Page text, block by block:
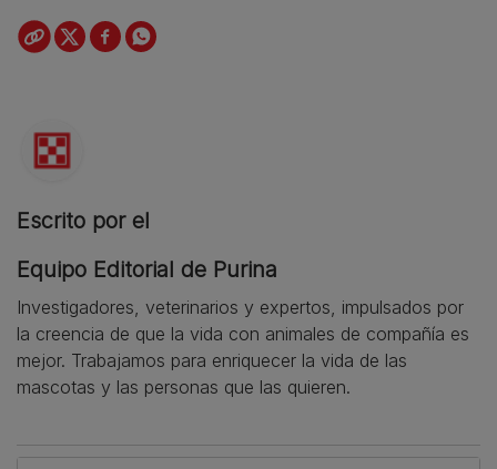
Escrito por el
Equipo Editorial de Purina
Investigadores, veterinarios y expertos, impulsados por
la creencia de que la vida con animales de compañía es
mejor. Trabajamos para enriquecer la vida de las
mascotas y las personas que las quieren.